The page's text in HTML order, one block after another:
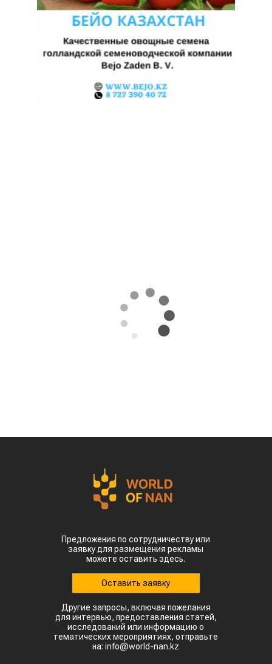
Предложения по сотрудничеству или
заявку для размещения рекламы
можете оставить здесь.
Оставить заявку
Другие запросы, включая пожелания
для интервью, предоставления статей,
исследований или информацию о
тематических мероприятиях, отправьте
на: info@world-nan.kz